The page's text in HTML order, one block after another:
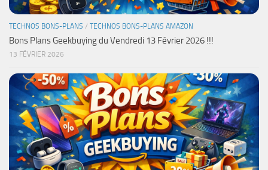
TECHNOS BONS-PLANS / TECHNOS BONS-PLANS AMAZON
Bons Plans Geekbuying du Vendredi 13 Février 2026 !!!
13 FÉVRIER 2026